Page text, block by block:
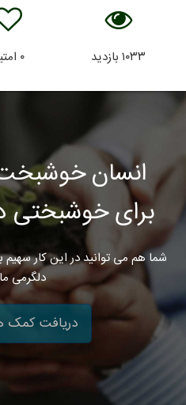
۱۰۳۳بازدید ۰
انسان
برای خوشبختی
شما هم می توانید در این کار
دلگرمی
دریافت کمک